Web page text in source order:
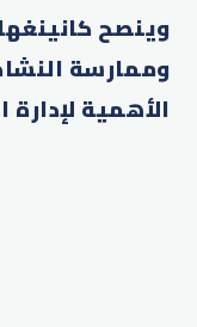
وينصح
وممارسة
الأهمية